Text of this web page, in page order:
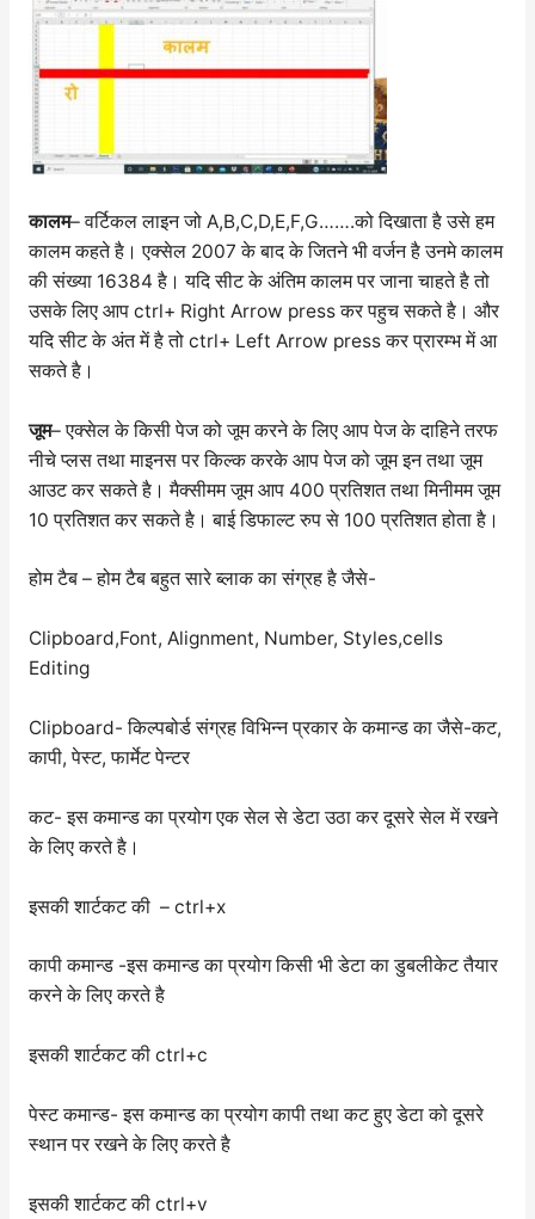
कालम– वर्टिकल लाइन जो A,B,C,D,E,F,G…….को दिखाता है उसे हम
कालम कहते है। एक्सेल 2007 के बाद के जितने भी वर्जन है उनमे कालम
की संख्या 16384 है। यदि सीट के अंतिम कालम पर जाना चाहते है तो
उसके लिए आप ctrl+ Right Arrow press कर पहुच सकते है। और
यदि सीट के अंत में है तो ctrl+ Left Arrow press कर प्रारम्भ में आ
सकते है।
जूम– एक्सेल के किसी पेज को जूम करने के लिए आप पेज के दाहिने तरफ
नीचे प्लस तथा माइनस पर किल्क करके आप पेज को जूम इन तथा जूम
आउट कर सकते है। मैक्सीमम जूम आप 400 प्रतिशत तथा मिनीमम जूम
10 प्रतिशत कर सकते है। बाई डिफाल्ट रुप से 100 प्रतिशत होता है।
होम टैब – होम टैब बहुत सारे ब्लाक का संग्रह है जैसे-
Clipboard,Font, Alignment, Number, Styles,cells
Editing
Clipboard- किल्पबोर्ड संग्रह विभिन्न प्रकार के कमान्ड का जैसे-कट,
कापी, पेस्ट, फार्मेट पेन्टर
कट- इस कमान्ड का प्रयोग एक सेल से डेटा उठा कर दूसरे सेल में रखने
के लिए करते है।
इसकी शार्टकट की – ctrl+x
कापी कमान्ड -इस कमान्ड का प्रयोग किसी भी डेटा का डुबलीकेट तैयार
करने के लिए करते है
इसकी शार्टकट की ctrl+c
पेस्ट कमान्ड- इस कमान्ड का प्रयोग कापी तथा कट हुए डेटा को दूसरे
स्थान पर रखने के लिए करते है
इसकी शार्टकट की ctrl+v